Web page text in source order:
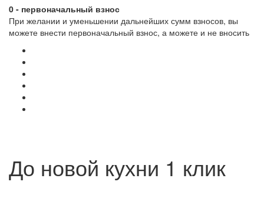
0 - первоначальный взнос
При желании и уменьшении дальнейших сумм взносов, вы
можете внести первоначальный взнос, а можете и не вносить
До новой кухни 1 клик